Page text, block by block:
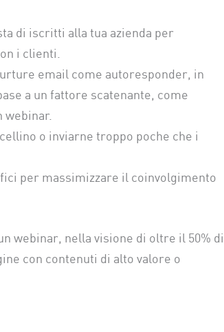
di iscritti alla tua azienda per
i clienti.
email come autoresponder, in
a un fattore scatenante, come
webinar.
o inviarne troppo poche che i
per massimizzare il coinvolgimento
webinar, nella visione di oltre il 50% di
con contenuti di alto valore o